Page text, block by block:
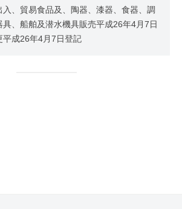
入、貿易食品及、陶器、漆器、食器、調
具、船舶及潜水機具販売平成26年4月7日
平成26年4月7日登記